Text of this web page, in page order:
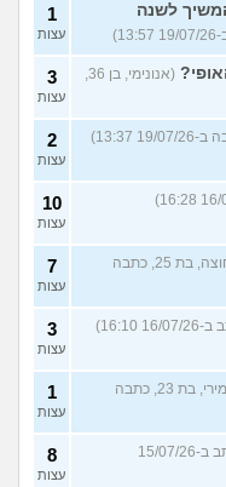
לשנה
1
עצות
(אנונימי, בן 36,
3
עצות
2
עצות
10
עצות
(נהגת לחוצה, בת 25, כתבה
7
עצות
3
עצות
(מירי, בת 23, כתבה
1
עצות
(אנונימי, בן 28, כתב ב-15/07/26
8
עצות